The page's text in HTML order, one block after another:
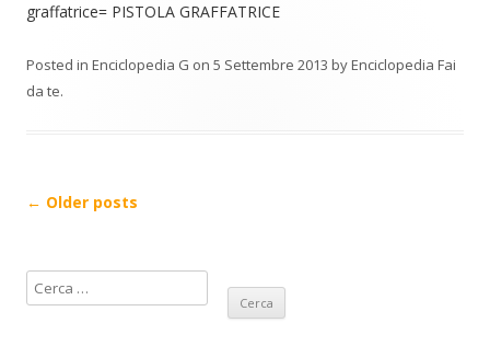
graffatrice= PISTOLA GRAFFATRICE
Posted in Enciclopedia G on 5 Settembre 2013 byEnciclopedia Fai
da te.
Post
← Older posts
i